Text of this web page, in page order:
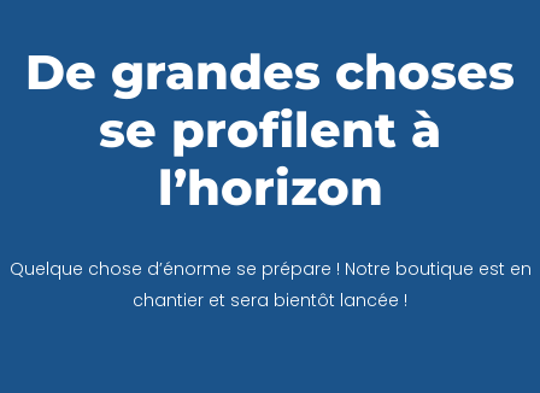
De grandes choses
se profilent à
l’horizon
Quelque chose d’énorme se prépare ! Notre boutique est en
chantier et sera bientôt lancée !